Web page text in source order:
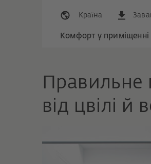
Країна
Комфорт у приміщенні
Правильне
від цвілі й